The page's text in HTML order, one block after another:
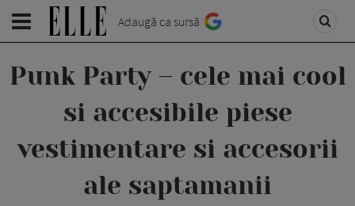
Adaugă ca sursă
Punk Party – cele mai cool
si accesibile piese
vestimentare si accesorii
ale saptamanii